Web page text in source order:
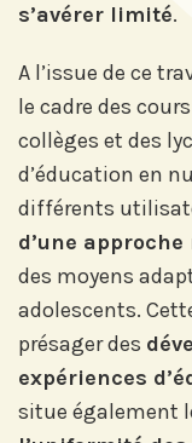
s’avérer limité.
A l’issue de ce
le cadre des
collèges et des
d’éducation en
différents
d’une
des moyens
adolescents.
présager des
expériences
situe également